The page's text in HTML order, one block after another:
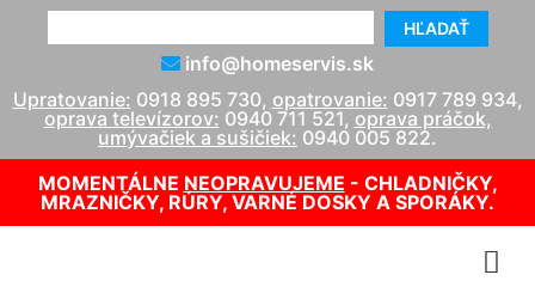
HĽADAŤ
info@homeservis.sk
Upratovanie: 0918 895 730, opatrovanie: 0917 789 934,
oprava televízorov: 0940 711 521, oprava práčok,
umývačiek a sušičiek: 0940 005 822.
MOMENTÁLNE NEOPRAVUJEME - CHLADNIČKY,
MRAZNIČKY, RÚRY, VARNÉ DOSKY A SPORÁKY.